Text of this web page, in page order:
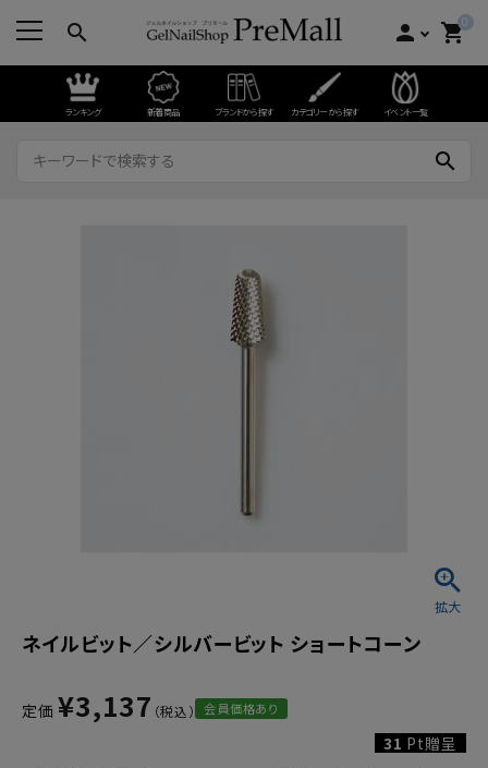
search person 0
shopping_cart
ランキング 新着商品 ブランドから探す カテゴリーから探す イベント一覧
search
ネイルビット／シルバービット ショートコーン
定価 ¥3,137 会員価格あり
31 Pt贈呈